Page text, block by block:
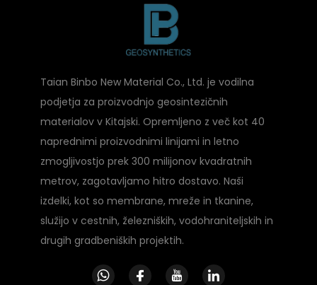
Taian Binbo New Material Co., Ltd. je vodilna
podjetja za proizvodnjo geosintezičnih
materialov v Kitajski. Opremljeno z več kot 40
naprednimi proizvodnimi linijami in letno
zmogljivostjo prek 300 milijonov kvadratnih
metrov, zagotavljamo hitro dostavo. Naši
izdelki, kot so membrane, mreže in tkanine,
služijo v cestnih, železniških, vodohraniteljskih in
drugih gradbeniških projektih.